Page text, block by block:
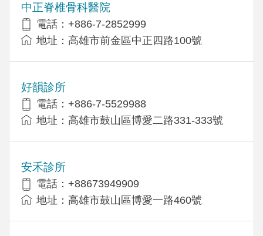
中正脊椎骨科醫院
電話：+886-7-2852999
地址：高雄市前金區中正四路100號
好韻診所
電話：+886-7-5529988
地址：高雄市鼓山區博愛二路331-333號
安禾診所
電話：+88673949909
地址：高雄市鼓山區博愛一路460號